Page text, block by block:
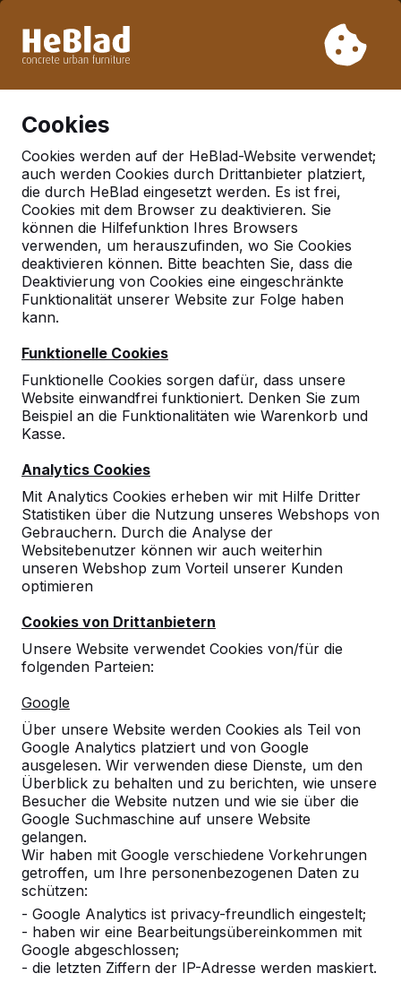
Woche 33 nicht. Bitte berücksichtigen Sie daher längere
Cookies
Cookies werden auf der HeBlad-Website verwendet;
auch werden Cookies durch Drittanbieter platziert,
die durch HeBlad eingesetzt werden. Es ist frei,
Cookies mit dem Browser zu deaktivieren. Sie
können die Hilfefunktion Ihres Browsers
verwenden, um herauszufinden, wo Sie Cookies
deaktivieren können. Bitte beachten Sie, dass die
Deaktivierung von Cookies eine eingeschränkte
Funktionalität unserer Website zur Folge haben
kann.
Funktionelle Cookies
Funktionelle Cookies sorgen dafür, dass unsere
Website einwandfrei funktioniert. Denken Sie zum
Beispiel an die Funktionalitäten wie Warenkorb und
Kasse.
Analytics Cookies
Mit Analytics Cookies erheben wir mit Hilfe Dritter
Statistiken über die Nutzung unseres Webshops von
Gebrauchern. Durch die Analyse der
Websitebenutzer können wir auch weiterhin
unseren Webshop zum Vorteil unserer Kunden
optimieren
Cookies von Drittanbietern
Unsere Website verwendet Cookies von/für die
folgenden Parteien:
Google
Über unsere Website werden Cookies als Teil von
Google Analytics platziert und von Google
ausgelesen. Wir verwenden diese Dienste, um den
Überblick zu behalten und zu berichten, wie unsere
Besucher die Website nutzen und wie sie über die
Google Suchmaschine auf unsere Website
gelangen.
Wir haben mit Google verschiedene Vorkehrungen
getroffen, um Ihre personenbezogenen Daten zu
schützen:
- Google Analytics ist privacy-freundlich eingestelt;
- haben wir eine Bearbeitungsübereinkommen mit
Google abgeschlossen;
- die letzten Ziffern der IP-Adresse werden maskiert.
Häufig gestellte Fragen
Hier finden Sie einige der Fragen, die häufig gestellt
werden. Ihre Frage ist nicht dabei? Dann nehmen Sie
ruhig Kontakt mit uns auf.
Zeige alles
Picknicksets
Tischtennistische
Tischkicker
Zubehör
Bänke
Welche Vorteile hat Bambus?
Muss der Betontisch waagerecht
stehen?
Wie lange Garantie gibt HeBlad auf